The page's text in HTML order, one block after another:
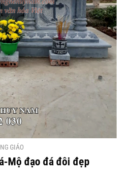
GIÁO
Mộ đạo đá đôi đẹp